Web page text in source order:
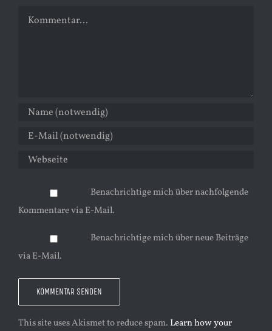
Kommentar
Benachrichtige mich über nachfolgende
Kommentare via E-Mail.
Benachrichtige mich über neue Beiträge
via E-Mail.
This site uses Akismet to reduce spam. Learn how your